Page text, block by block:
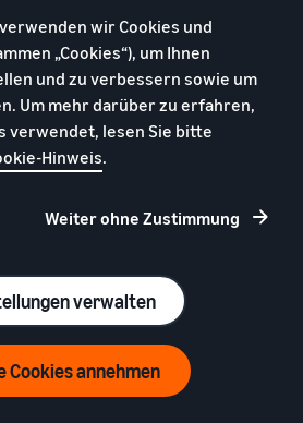
Europa
Versand durch Amazon-
Gebühren für
niedrigpreisige Artikel
Multi-Channel-Versand
Tipps für Marken bei
Amazon
Registrieren Sie Ihre Marke
Bauen Sie einen Online-Shop
auf
wir Cookies und
„Cookies“), um Ihnen
und zu verbessern sowie um
Um mehr darüber zu erfahren,
verwendet, lesen Sie bitte
Hinweis.
Weiter ohne Zustimmung
verwalten
Cookies annehmen